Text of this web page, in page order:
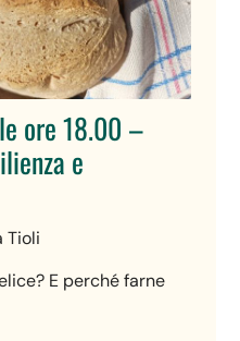
ore 18.00 –
e
Tioli
E perché farne